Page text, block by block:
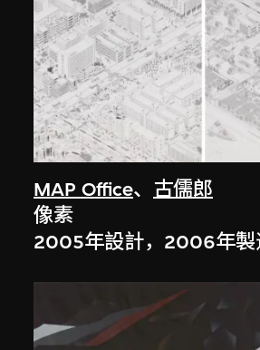
MAP Office、 古儒郎
像素
2005年設計，2006年製